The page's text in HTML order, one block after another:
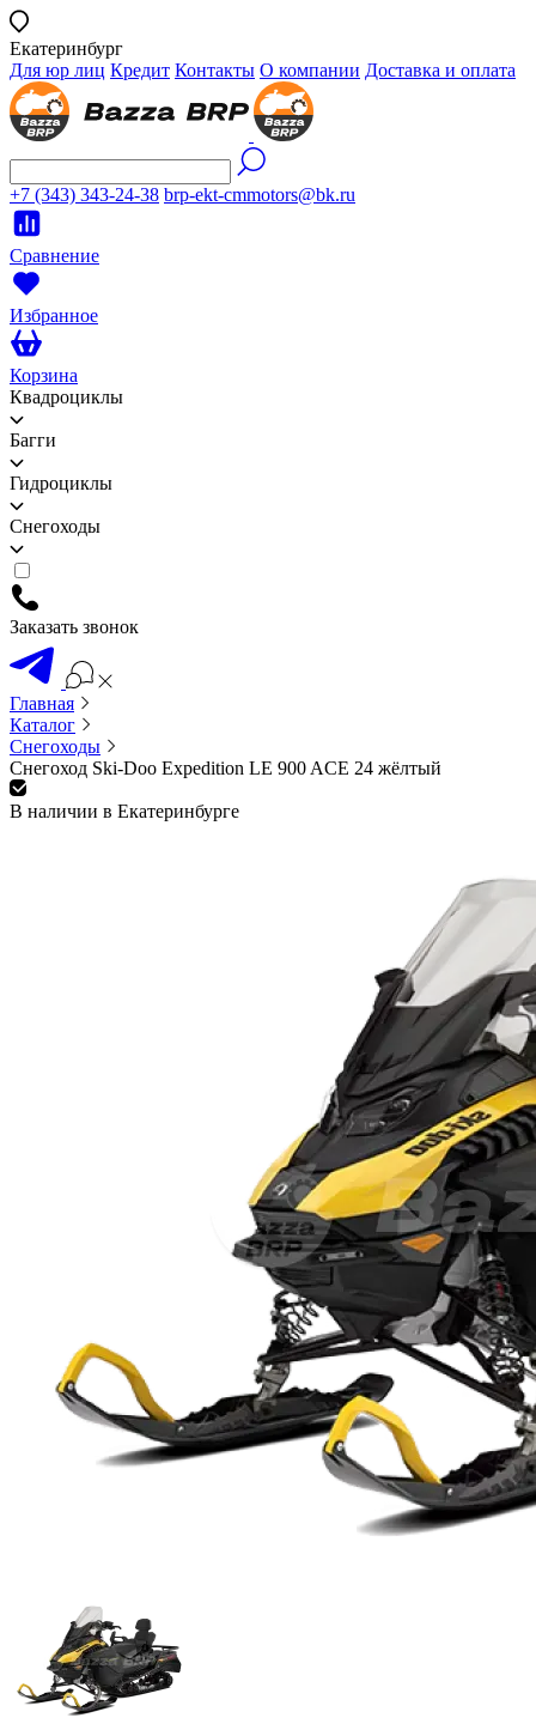
Екатеринбург
Для юр лиц Кредит Контакты О компании Доставка и оплата
+7 (343) 343-24-38 brp-ekt-cmmotors@bk.ru
Сравнение
Избранное
Корзина
Квадроциклы
Багги
Гидроциклы
Снегоходы
Заказать звонок
Главная
Каталог
Снегоходы
Снегоход Ski-Doo Expedition LE 900 ACE 24 жёлтый
В наличии в Екатеринбурге